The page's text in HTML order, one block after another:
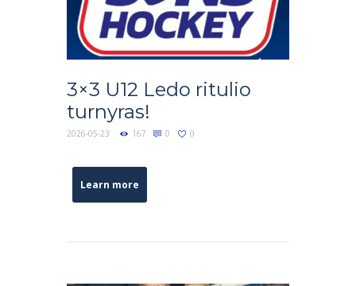
3×3 U12 Ledo ritulio
turnyras!
2026-05-23 167 0 0
Learn more